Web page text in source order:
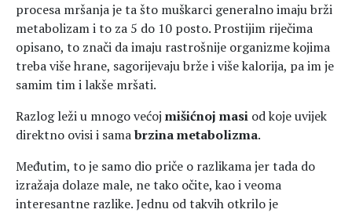
procesa mršanja je ta što muškarci generalno imaju brži
metabolizam i to za 5 do 10 posto. Prostijim riječima
opisano, to znači da imaju rastrošnije organizme kojima
treba više hrane, sagorijevaju brže i više kalorija, pa im je
samim tim i lakše mršati.
Razlog leži u mnogo većoj mišićnoj masi od koje uvijek
direktno ovisi i samabrzina metabolizma.
Međutim, to je samo dio priče o razlikama jer tada do
izražaja dolaze male, ne tako očite, kao i veoma
interesantne razlike. Jednu od takvih otkrilo je